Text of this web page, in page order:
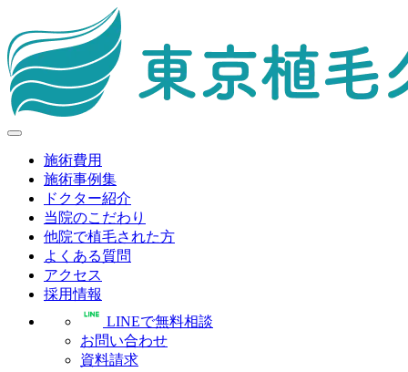
施術費用
施術事例集
ドクター紹介
当院のこだわり
他院で植毛された方
よくある質問
アクセス
採用情報
LINEで無料相談
お問い合わせ
資料請求